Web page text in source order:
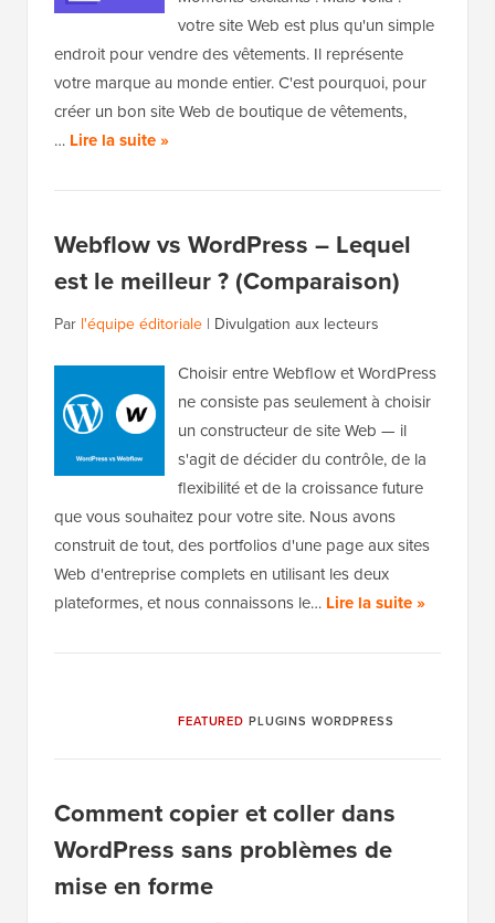
votre site Web est plus qu'un simple
endroit pour vendre des vêtements. Il représente
votre marque au monde entier. C'est pourquoi, pour
créer un bon site Web de boutique de vêtements,
… Lire la suite »
Webflow vs WordPress – Lequel
est le meilleur ? (Comparaison)
Par l'équipe éditoriale | Divulgation aux lecteurs
Choisir entre Webflow et WordPress
ne consiste pas seulement à choisir
un constructeur de site Web — il
s'agit de décider du contrôle, de la
flexibilité et de la croissance future
que vous souhaitez pour votre site. Nous avons
construit de tout, des portfolios d'une page aux sites
Web d'entreprise complets en utilisant les deux
plateformes, et nous connaissons le… Lire la suite »
FEATURED PLUGINS WORDPRESS
Comment copier et coller dans
WordPress sans problèmes de
mise en forme